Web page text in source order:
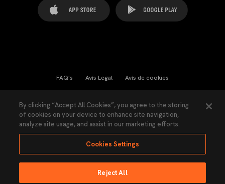
FAQ's Avís Legal Avís de cookies
Llei de Transparència Política de Privacitat
Accessibilitat
By clicking “Accept All Cookies”, you agree to the storing
of cookies on your device to enhance site navigation,
analyze site usage, and assist in our marketing efforts.
Cookies Settings
Reject All